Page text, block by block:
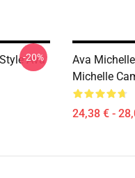
Ava
-20%
Ava
Michelle
24,38 € -